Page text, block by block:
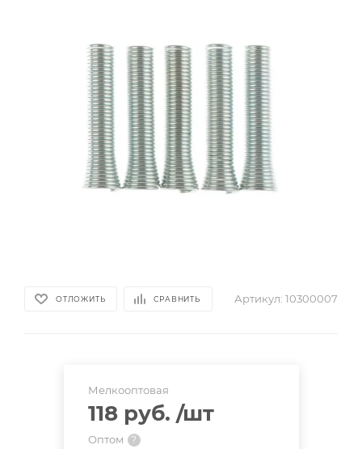
ОТЛОЖИТЬ СРАВНИТЬ Артикул: 10300007
Мелкооптовая
118 руб. /шт
Оптом ?